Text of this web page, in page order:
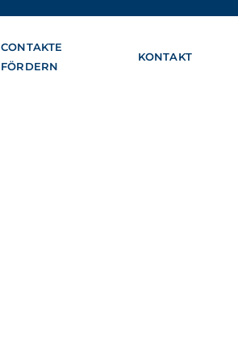
CONTAKTE
FÖRDERN
KONTAKT